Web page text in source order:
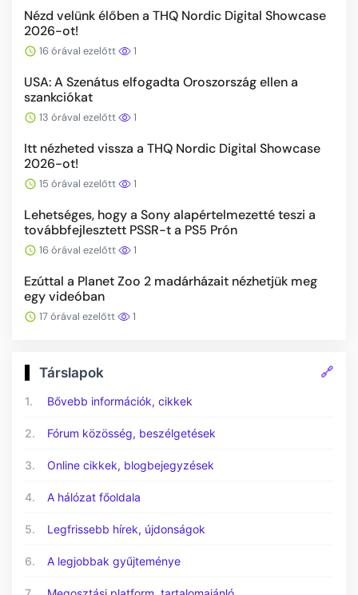
Nézd velünk élőben a THQ Nordic Digital Showcase
2026-ot!
16 órával ezelőtt 1
USA: A Szenátus elfogadta Oroszország ellen a
szankciókat
13 órával ezelőtt 1
Itt nézheted vissza a THQ Nordic Digital Showcase
2026-ot!
15 órával ezelőtt 1
Lehetséges, hogy a Sony alapértelmezetté teszi a
továbbfejlesztett PSSR-t a PS5 Prón
16 órával ezelőtt 1
Ezúttal a Planet Zoo 2 madárházait nézhetjük meg
egy videóban
17 órával ezelőtt 1
Társlapok 🔗
1. Bővebb információk, cikkek
2. Fórum közösség, beszélgetések
3. Online cikkek, blogbejegyzések
4. A hálózat főoldala
5. Legfrissebb hírek, újdonságok
6. A legjobbak gyűjteménye